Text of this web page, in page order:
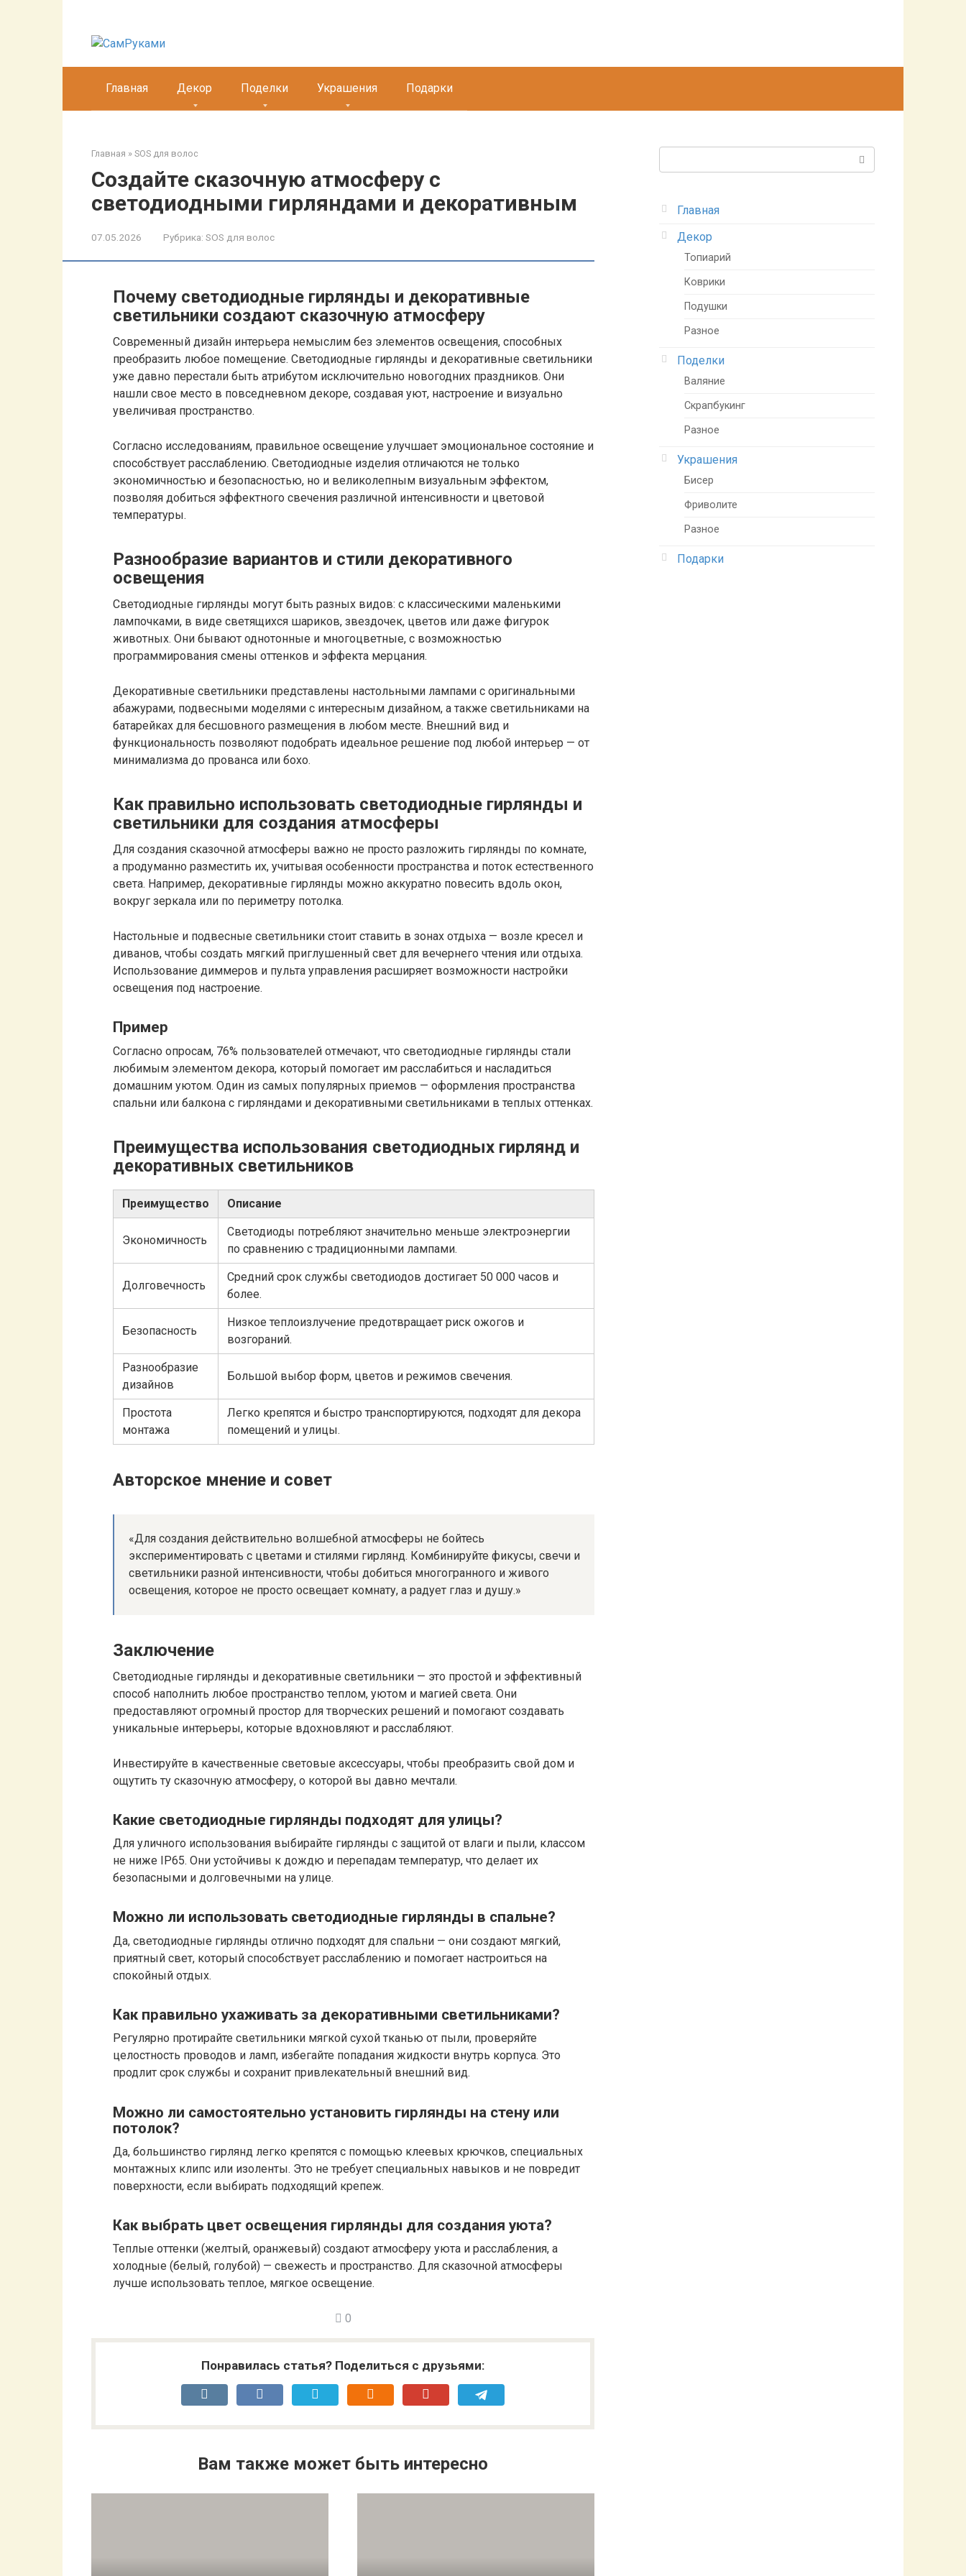
Главная Декор Поделки Украшения Подарки
Главная » SOS для волос
Создайте сказочную атмосферу с
светодиодными гирляндами и декоративным
07.05.2026 Рубрика: SOS для волос
Почему светодиодные гирлянды и декоративные
светильники создают сказочную атмосферу
Современный дизайн интерьера немыслим без элементов освещения, способных
преобразить любое помещение. Светодиодные гирлянды и декоративные светильники
уже давно перестали быть атрибутом исключительно новогодних праздников. Они
нашли свое место в повседневном декоре, создавая уют, настроение и визуально
увеличивая пространство.
Согласно исследованиям, правильное освещение улучшает эмоциональное состояние и
способствует расслаблению. Светодиодные изделия отличаются не только
экономичностью и безопасностью, но и великолепным визуальным эффектом,
позволяя добиться эффектного свечения различной интенсивности и цветовой
температуры.
Разнообразие вариантов и стили декоративного
освещения
Светодиодные гирлянды могут быть разных видов: с классическими маленькими
лампочками, в виде светящихся шариков, звездочек, цветов или даже фигурок
животных. Они бывают однотонные и многоцветные, с возможностью
программирования смены оттенков и эффекта мерцания.
Декоративные светильники представлены настольными лампами с оригинальными
абажурами, подвесными моделями с интересным дизайном, а также светильниками на
батарейках для бесшовного размещения в любом месте. Внешний вид и
функциональность позволяют подобрать идеальное решение под любой интерьер — от
минимализма до прованса или бохо.
Как правильно использовать светодиодные гирлянды и
светильники для создания атмосферы
Для создания сказочной атмосферы важно не просто разложить гирлянды по комнате,
а продуманно разместить их, учитывая особенности пространства и поток естественного
света. Например, декоративные гирлянды можно аккуратно повесить вдоль окон,
вокруг зеркала или по периметру потолка.
Настольные и подвесные светильники стоит ставить в зонах отдыха — возле кресел и
диванов, чтобы создать мягкий приглушенный свет для вечернего чтения или отдыха.
Использование диммеров и пульта управления расширяет возможности настройки
освещения под настроение.
Пример
Согласно опросам, 76% пользователей отмечают, что светодиодные гирлянды стали
любимым элементом декора, который помогает им расслабиться и насладиться
домашним уютом. Один из самых популярных приемов — оформления пространства
спальни или балкона с гирляндами и декоративными светильниками в теплых оттенках.
Преимущества использования светодиодных гирлянд и
декоративных светильников
Преимущество Описание
Экономичность
Светодиоды потребляют значительно меньше электроэнергии
по сравнению с традиционными лампами.
Долговечность
Средний срок службы светодиодов достигает 50 000 часов и
более.
Безопасность
Низкое теплоизлучение предотвращает риск ожогов и
возгораний.
Разнообразие
дизайнов
Большой выбор форм, цветов и режимов свечения.
Простота
монтажа
Легко крепятся и быстро транспортируются, подходят для декора
помещений и улицы.
Авторское мнение и совет
«Для создания действительно волшебной атмосферы не бойтесь
экспериментировать с цветами и стилями гирлянд. Комбинируйте фикусы, свечи и
светильники разной интенсивности, чтобы добиться многогранного и живого
освещения, которое не просто освещает комнату, а радует глаз и душу.»
Заключение
Светодиодные гирлянды и декоративные светильники — это простой и эффективный
способ наполнить любое пространство теплом, уютом и магией света. Они
предоставляют огромный простор для творческих решений и помогают создавать
уникальные интерьеры, которые вдохновляют и расслабляют.
Инвестируйте в качественные световые аксессуары, чтобы преобразить свой дом и
ощутить ту сказочную атмосферу, о которой вы давно мечтали.
Какие светодиодные гирлянды подходят для улицы?
Для уличного использования выбирайте гирлянды с защитой от влаги и пыли, классом
не ниже IP65. Они устойчивы к дождю и перепадам температур, что делает их
безопасными и долговечными на улице.
Можно ли использовать светодиодные гирлянды в спальне?
Да, светодиодные гирлянды отлично подходят для спальни — они создают мягкий,
приятный свет, который способствует расслаблению и помогает настроиться на
спокойный отдых.
Как правильно ухаживать за декоративными светильниками?
Регулярно протирайте светильники мягкой сухой тканью от пыли, проверяйте
целостность проводов и ламп, избегайте попадания жидкости внутрь корпуса. Это
продлит срок службы и сохранит привлекательный внешний вид.
Можно ли самостоятельно установить гирлянды на стену или
потолок?
Да, большинство гирлянд легко крепятся с помощью клеевых крючков, специальных
монтажных клипс или изоленты. Это не требует специальных навыков и не повредит
поверхности, если выбирать подходящий крепеж.
Как выбрать цвет освещения гирлянды для создания уюта?
Теплые оттенки (желтый, оранжевый) создают атмосферу уюта и расслабления, а
холодные (белый, голубой) — свежесть и пространство. Для сказочной атмосферы
лучше использовать теплое, мягкое освещение.
0
Понравилась статья? Поделиться с друзьями:
Вам также может быть интересно
Главная
Декор
Топиарий
Коврики
Подушки
Разное
Поделки
Валяние
Скрапбукинг
Разное
Украшения
Бисер
Фриволите
Разное
Подарки